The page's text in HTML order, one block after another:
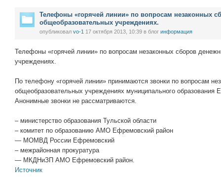
Телефоны «горячей линии» по вопросам незаконных
общеобразовательных учреждениях.
опубликовал vo-1 17 октября 2013, 10:39 в блог информация
Телефоны «горячей линии» по вопросам незаконных сборов
учреждениях.
По телефону «горячей линии» принимаются звонки по вопросам
общеобразовательных учреждениях муниципального образования
Анонимные звонки не рассматриваются.
– министерство образования Тульской области
– комитет по образованию АМО Ефремовский район
— МОМВД России Ефремовский
– межрайонная прокуратура
— МКДНиЗП АМО Ефремовский район.
Источник